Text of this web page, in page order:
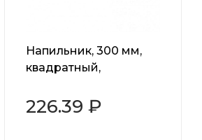
Напильник, 300 мм,
квадратный,
рукоятка, №2 Сибртех
226.39 ₽